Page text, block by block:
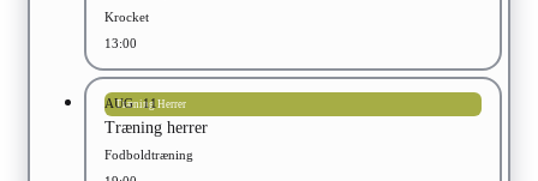
Krocket
13:00
Træning Herrer
AUG 11
Træning herrer
Fodboldtræning